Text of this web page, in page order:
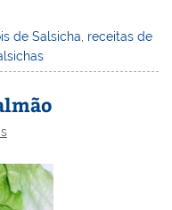
t
ar
e
de Salsicha, receitas de